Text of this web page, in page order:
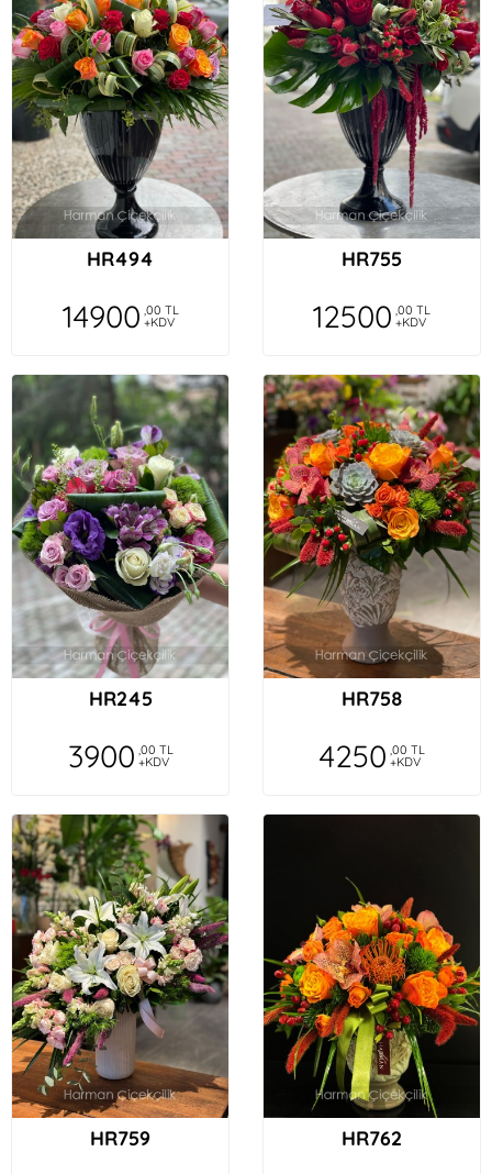
HR494
14900 ,00 TL
+KDV
HR755
12500 ,00 TL
+KDV
HR245
3900 ,00 TL
+KDV
HR758
4250 ,00 TL
+KDV
HR759 HR762